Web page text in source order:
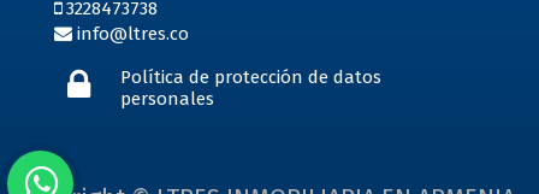
3228473738
info@ltres.co
Política de protección de datos
personales